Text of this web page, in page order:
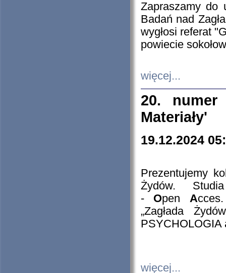
Zapraszamy do
Badań nad
wygłosi referat
powiecie
więcej...
20. numer
Materiały'
19.12.2024
Prezentujemy
Żydów.
- Open A
„Zagłada
PSYCHOLOGIA
więcej...